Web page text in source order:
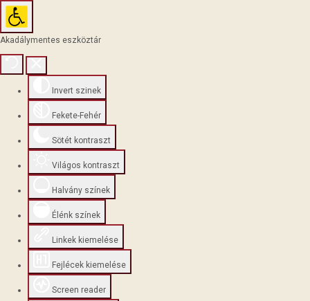
Akadálymentes eszköztár
Invert szinek
Fekete-Fehér
Sötét kontraszt
Világos kontraszt
Halvány színek
Élénk színek
Linkek kiemelése
Fejlécek kiemelése
Screen reader